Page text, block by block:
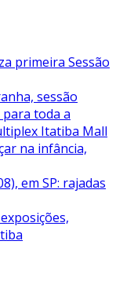
primeira Sessão
sessão
toda a
Itatiba Mall
na infância,
em SP: rajadas